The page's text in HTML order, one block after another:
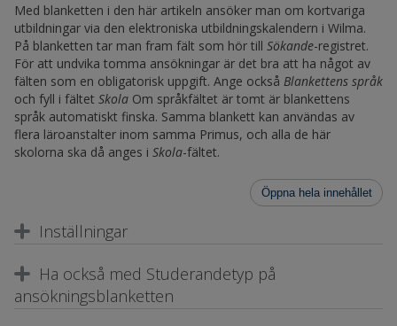
Med blanketten i den här artikeln ansöker man om kortvariga
utbildningar via den elektroniska utbildningskalendern i Wilma.
På blanketten tar man fram fält som hör till Sökande-registret.
För att undvika tomma ansökningar är det bra att ha något av
fälten som en obligatorisk uppgift. Ange också Blankettens språk
och fyll i fältet Skola Om språkfältet är tomt är blankettens
språk automatiskt finska. Samma blankett kan användas av
flera läroanstalter inom samma Primus, och alla de här
skolorna ska då anges i Skola-fältet.
Öppna hela innehållet
Inställningar
Ha också med Studerandetyp på
ansökningsblanketten